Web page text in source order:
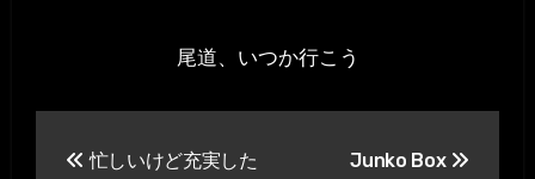
尾道、いつか行こう
忙しいけど充実した
Junko Box